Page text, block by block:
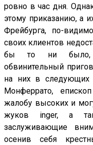
ровно в час дня.
этому приказанию, а
Фрейбурга, по-
своих клиентов
бы то ни было,
обвинительный
на них в следующих
Монферрато,
жалобу высоких и
жуков inger, а
заслуживающие
осенив себя